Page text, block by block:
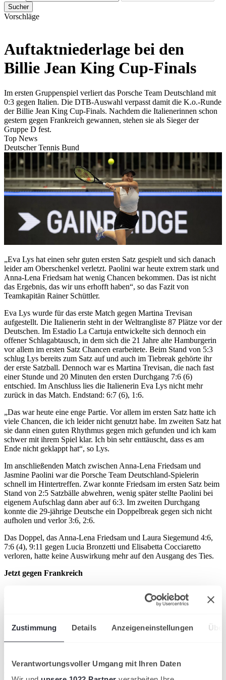
Zustimmung Details Anzeigeneinstellungen
Verantwortungsvoller Umgang mit Ihren Daten
Sucher
Vorschläge
Auftaktniederlage bei den
Billie Jean King Cup-Finals
Im ersten Gruppenspiel verliert das Porsche Team Deutschland mit
0:3 gegen Italien. Die DTB-Auswahl verpasst damit die K.o.-Runde
der Billie Jean King Cup-Finals. Nachdem die Italienerinnen schon
gestern gegen Frankreich gewannen, stehen sie als Sieger der
Gruppe D fest.
Top News
Deutscher Tennis Bund
„Eva Lys hat einen sehr guten ersten Satz gespielt und sich danach
leider am Oberschenkel verletzt. Paolini war heute extrem stark und
Anna-Lena Friedsam hat wenig Chancen bekommen. Das ist nicht
das Ergebnis, das wir uns erhofft haben“, so das Fazit von
Teamkapitän Rainer Schüttler.
Eva Lys wurde für das erste Match gegen Martina Trevisan
aufgestellt. Die Italienerin steht in der Weltrangliste 87 Plätze vor der
Deutschen. Im Estadio La Cartuja entwickelte sich dennoch ein
offener Schlagabtausch, in dem sich die 21 Jahre alte Hamburgerin
vor allem im ersten Satz Chancen erarbeitete. Beim Stand von 5:3
schlug Lys bereits zum Satz auf und auch im Tiebreak gehörte ihr
der erste Satzball. Dennoch war es Martina Trevisan, die nach fast
einer Stunde und 20 Minuten den ersten Durchgang 7:6 (6)
entschied. Im Anschluss lies die Italienerin Eva Lys nicht mehr
zurück in das Match. Endstand: 6:7 (6), 1:6.
„Das war heute eine enge Partie. Vor allem im ersten Satz hatte ich
viele Chancen, die ich leider nicht genutzt habe. Im zweiten Satz hat
sie dann einen guten Rhythmus gegen mich gefunden und ich kam
schwer mit ihrem Spiel klar. Ich bin sehr enttäuscht, dass es am
Ende nicht geklappt hat“, so Lys.
Im anschließenden Match zwischen Anna-Lena Friedsam und
Jasmine Paolini war die Porsche Team Deutschland-Spielerin
schnell im Hintertreffen. Zwar konnte Friedsam im ersten Satz beim
Stand von 2:5 Satzbälle abwehren, wenig später stellte Paolini bei
eigenem Aufschlag dann aber auf 6:3. Im zweiten Durchgang
konnte die 29-jährige Deutsche ein Doppelbreak gegen sich nicht
aufholen und verlor 3:6, 2:6.
Das Doppel, das Anna-Lena Friedsam und Laura Siegemund 4:6,
7:6 (4), 9:11 gegen Lucia Bronzetti und Elisabetta Cocciaretto
verloren, hatte keine Auswirkung mehr auf den Ausgang des Ties.
Jetzt gegen Frankreich
zweiten Gruppenspiel auf Frankreich. In dem Tie wird es um den
zweiten Platz in Gruppe D gehen, nachdem die Italienerinnen
Uhr auf dem Center Court im Estadio La Cartuja. Alle
ausgetragen. Nur die vier Gruppenersten spielen in den Halbfinals